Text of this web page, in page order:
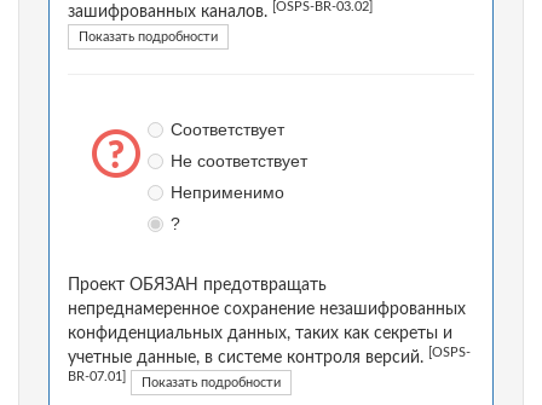
зашифрованных каналов.
[OSPS-BR-03.02]
Показать подробности
Соответствует
Не соответствует
Неприменимо
?
Проект ОБЯЗАН предотвращать
непреднамеренное сохранение незашифрованных
конфиденциальных данных, таких как секреты и
учетные данные, в системе контроля версий.
[OSPS-
BR-07.01] Показать подробности